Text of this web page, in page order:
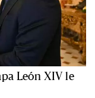
León XIV le